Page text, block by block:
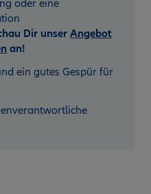
oder eine
Dir unserAngebot
an!
ein gutes Gespür für